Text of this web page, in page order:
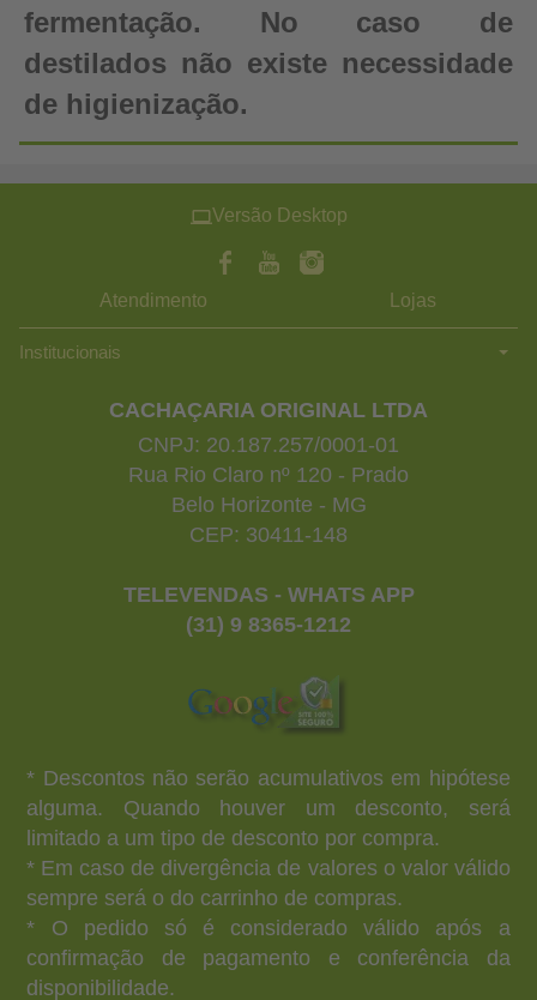
fermentação. No caso de
destilados não existe necessidade
de higienização.
Versão Desktop
Atendimento Lojas
Institucionais
CACHAÇARIA ORIGINAL LTDA
CNPJ: 20.187.257/0001-01
Rua Rio Claro nº 120 - Prado
Belo Horizonte - MG
CEP: 30411-148
TELEVENDAS - WHATS APP
(31) 9 8365-1212
* Descontos não serão acumulativos em hipótese
alguma. Quando houver um desconto, será
limitado a um tipo de desconto por compra.
* Em caso de divergência de valores o valor válido
sempre será o do carrinho de compras.
* O pedido só é considerado válido após a
confirmação de pagamento e conferência da
disponibilidade.